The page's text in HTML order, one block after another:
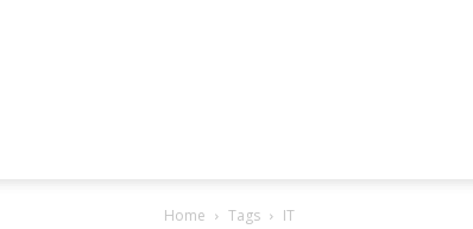
Home Tags IT